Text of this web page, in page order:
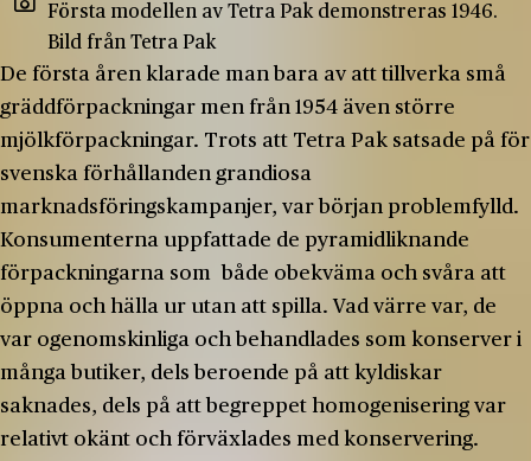
Första modellen av Tetra Pak demonstreras 1946.
Bild från Tetra Pak
De första åren klarade man bara av att tillverka små
gräddförpackningar men från 1954 även större
mjölkförpackningar. Trots att Tetra Pak satsade på för
svenska förhållanden grandiosa
marknadsföringskampanjer, var början problemfylld.
Konsumenterna uppfattade de pyramidliknande
förpackningarna som både obekväma och svåra att
öppna och hälla ur utan att spilla. Vad värre var, de
var ogenomskinliga och behandlades som konserver i
många butiker, dels beroende på att kyldiskar
saknades, dels på att begreppet homogenisering var
relativt okänt och förväxlades med konservering.